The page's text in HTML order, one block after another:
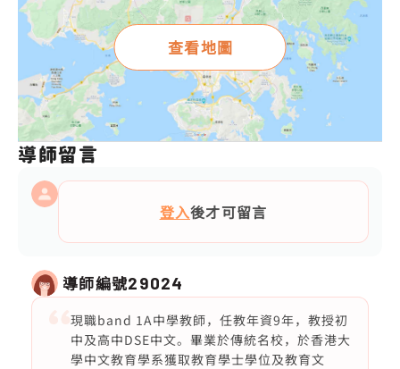
查看地圖
導師留言
登入後才可留言
導師編號29024
現職band 1A中學教師，任教年資9年，教授初
中及高中DSE中文。畢業於傳統名校，於香港大
學中文教育學系獲取教育學士學位及教育文